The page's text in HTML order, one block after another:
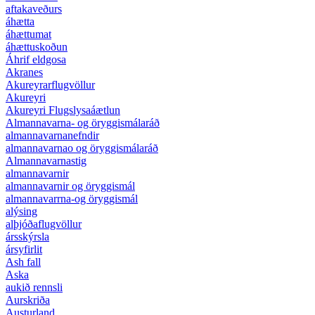
aftakaveðurs
áhætta
áhættumat
áhættuskoðun
Áhrif eldgosa
Akranes
Akureyrarflugvöllur
Akureyri
Akureyri Flugslysaáætlun
Almannavarna- og öryggismálaráð
almannavarnanefndir
almannavarnao og öryggismálaráð
Almannavarnastig
almannavarnir
almannavarnir og öryggismál
almannavarrna-og öryggismál
alýsing
alþjóðaflugvöllur
ársskýrsla
ársyfirlit
Ash fall
Aska
aukið rennsli
Aurskriða